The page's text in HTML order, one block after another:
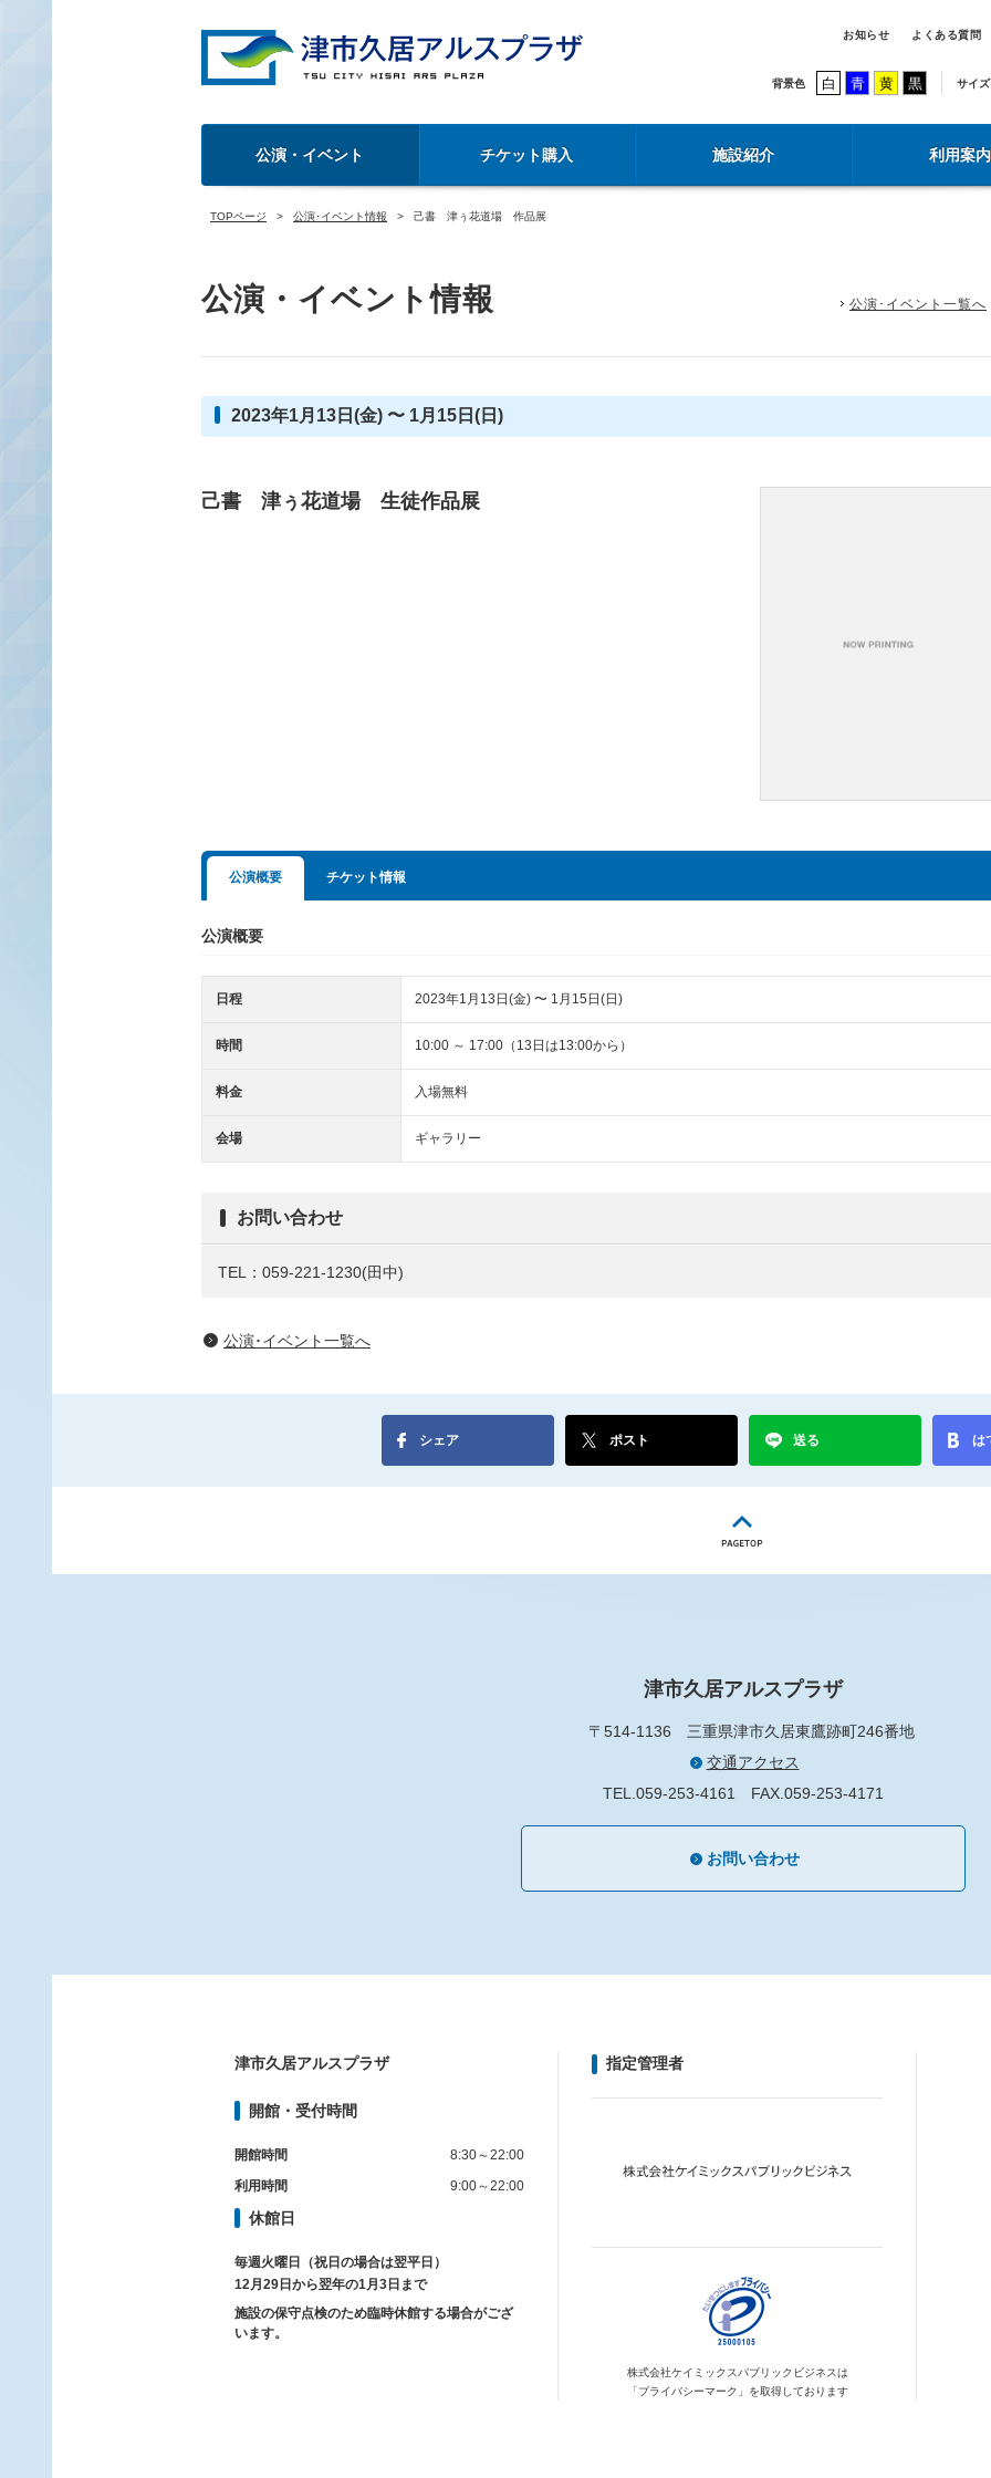
お知らせ よくある質問
背景色 白 青 黄 黒 サイズ
公演・イベント チケット購入 施設紹介 利用案内
TOPページ 公演･イベント情報 己書 津ぅ花道場 作品展
公演・イベント情報 公演･イベント一覧へ
2023年1月13日(金) 〜 1月15日(日)
己書 津ぅ花道場 生徒作品展
公演概要 チケット情報
公演概要
日程 2023年1月13日(金) 〜 1月15日(日)
時間 10:00 ～ 17:00（13日は13:00から）
料金 入場無料
会場 ギャラリー
お問い合わせ
TEL：059-221-1230(田中)
公演･イベント一覧へ
シェア ポスト 送る は
津市久居アルスプラザ
〒514-1136 三重県津市久居東鷹跡町246番地
交通アクセス
TEL.059-253-4161 FAX.059-253-4171
お問い合わせ
津市久居アルスプラザ
開館・受付時間
開館時間
8:30～22:00
利用時間
9:00～22:00
休館日
毎週火曜日（祝日の場合は翌平日）
12月29日から翌年の1月3日まで
施設の保守点検のため臨時休館する場合がござ
います。
指定管理者
株式会社ケイミックスパブリックビジネスは
「プライバシーマーク」を取得しております